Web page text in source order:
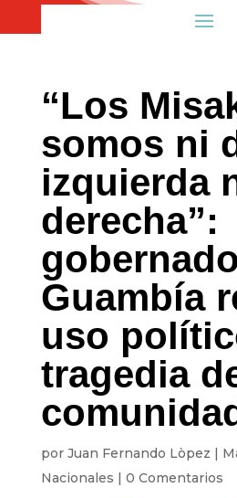
“Los
somos ni
izquierda
derecha”:
Guambía
uso
tragedia
por Juan Fernando Lòpez |
Nacionales | 0 Comentarios